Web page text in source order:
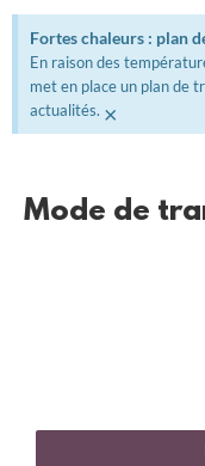
Fortes chaleurs : plan
En raison des
met en place un plan de
actualités. ×
Mode de